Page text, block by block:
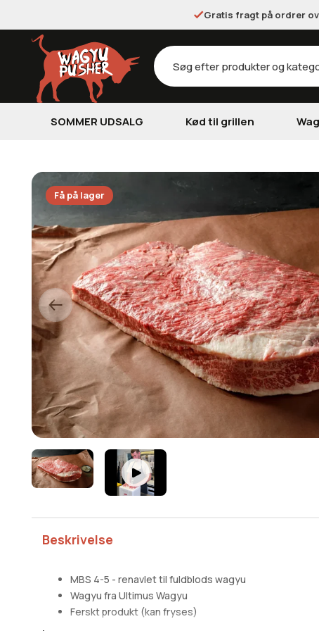
Gratis fragt på ordrer
Products
search
SOMMER UDSALG Kød til grillen
Få på lager
Beskrivelse
MBS 4-5 - renavlet til fuldblods wagyu
Wagyu fra Ultimus Wagyu
Ferskt produkt (kan fryses)